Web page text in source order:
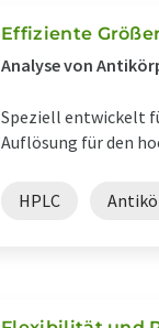
Effiziente
Analyse von
Speziell entwickelt
Auflösung für den
HPLC